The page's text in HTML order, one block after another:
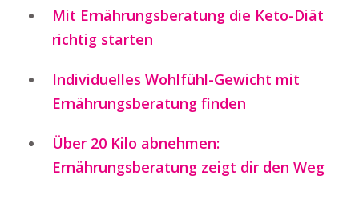
Mit Ernährungsberatung die Keto-Diät
richtig starten
Individuelles Wohlfühl-Gewicht mit
Ernährungsberatung finden
Über 20 Kilo abnehmen:
Ernährungsberatung zeigt dir den Weg